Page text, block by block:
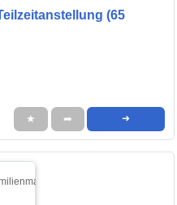
(65
★ ➦ ➜